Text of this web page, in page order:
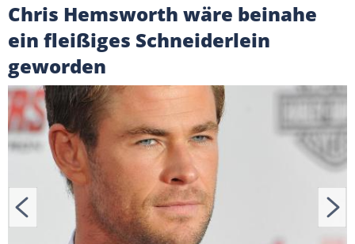
Chris Hemsworth wäre beinahe
ein fleißiges Schneiderlein
geworden